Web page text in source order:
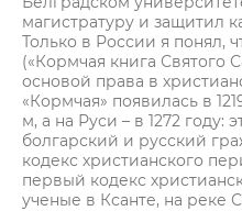
магистратуру и защитил
Только в России я понял,
(«Кормчая книга Святого
основой права в
«Кормчая» появилась в
м, а на Руси – в 1272
болгарский и русский
кодекс христианского
первый кодекс
ученые в Ксанте, на